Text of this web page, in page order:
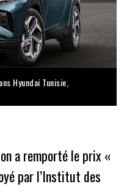
Hyundai Tunisie
a remporté le prix «
par l’Institut des